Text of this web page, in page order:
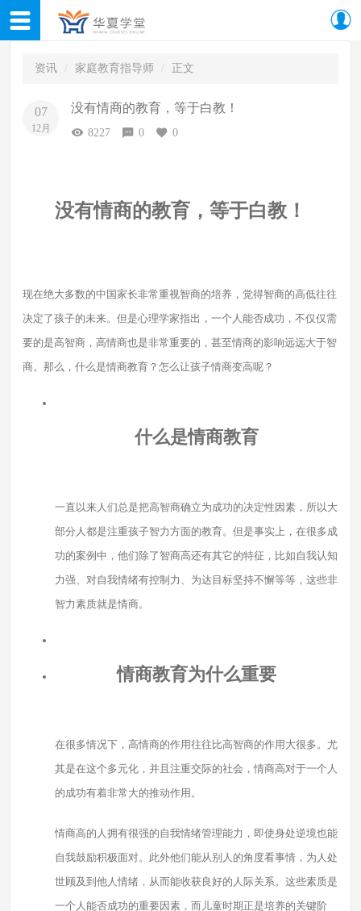
资讯 家庭教育指导师 正文
07
12月
没有情商的教育，等于白教！
8227 0 0
没有情商的教育，等于白教！
现在绝大多数的中国家长非常重视智商的培养，觉得智商的高低往往
决定了孩子的未来。但是心理学家指出，一个人能否成功，不仅仅需
要的是高智商，高情商也是非常重要的，甚至情商的影响远远大于智
商。那么，什么是情商教育？怎么让孩子情商变高呢？
什么是情商教育
一直以来人们总是把高智商确立为成功的决定性因素，所以大
部分人都是注重孩子智力方面的教育。但是事实上，在很多成
功的案例中，他们除了智商高还有其它的特征，比如自我认知
力强、对自我情绪有控制力、为达目标坚持不懈等等，这些非
智力素质就是情商。
情商教育为什么重要
在很多情况下，高情商的作用往往比高智商的作用大很多。尤
其是在这个多元化，并且注重交际的社会，情商高对于一个人
的成功有着非常大的推动作用。
情商高的人拥有很强的自我情绪管理能力，即使身处逆境也能
自我鼓励积极面对。此外他们能从别人的角度看事情，为人处
世顾及到他人情绪，从而能收获良好的人际关系。这些素质是
一个人能否成功的重要因素，而儿童时期正是培养的关键阶